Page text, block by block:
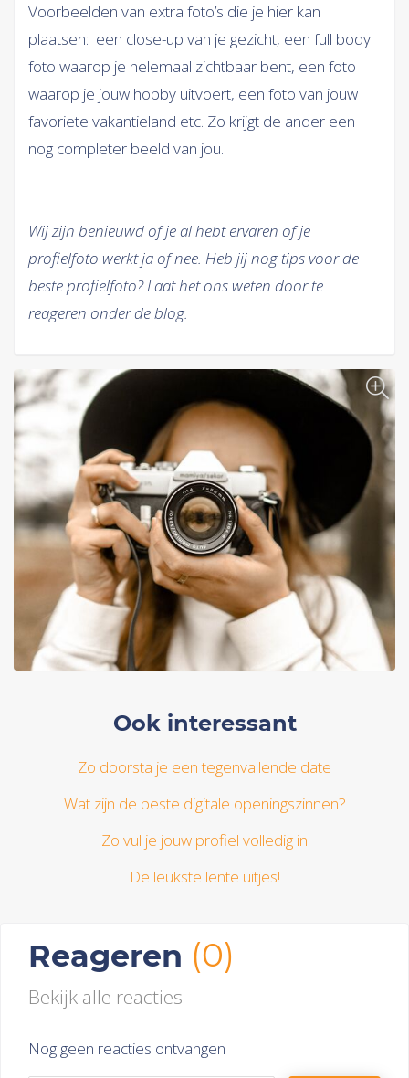
Voorbeelden van extra foto’s die je hier kan
plaatsen: een close-up van je gezicht, een full body
foto waarop je helemaal zichtbaar bent, een foto
waarop je jouw hobby uitvoert, een foto van jouw
favoriete vakantieland etc. Zo krijgt de ander een
nog completer beeld van jou.
Wij zijn benieuwd of je al hebt ervaren of je
profielfoto werkt ja of nee. Heb jij nog tips voor de
beste profielfoto? Laat het ons weten door te
reageren onder de blog.
Ook interessant
Zo doorsta je een tegenvallende date
Wat zijn de beste digitale openingszinnen?
Zo vul je jouw profiel volledig in
De leukste lente uitjes!
Reageren (0)
Bekijk alle reacties
Nog geen reacties ontvangen